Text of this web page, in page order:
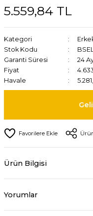
5.559,84 TL
Kategori
Stok Kodu
Garanti Süresi
24
Fiyat
Havale
Ürün Bilgisi
Yorumlar